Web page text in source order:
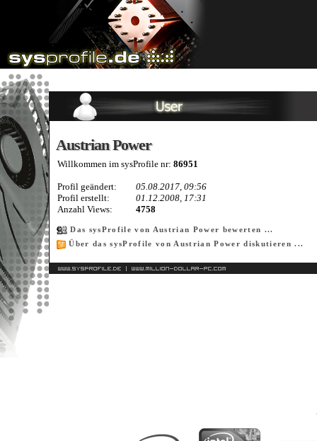
Austrian Power
Austrian Power
Willkommen im sysProfile nr: 86951
Profil geändert:
05.08.2017, 09:56
Profil erstellt:
01.12.2008, 17:31
Anzahl Views:
4758
Das sysProfile von Austrian Power bewerten ...
Über das sysProfile von Austrian Power diskutieren ...